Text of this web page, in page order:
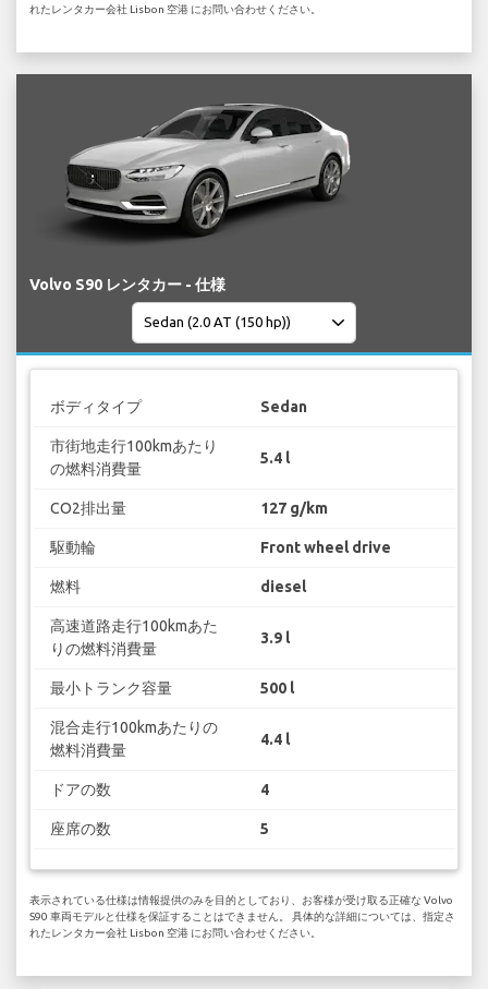
れたレンタカー会社 Lisbon 空港 にお問い合わせください。
Volvo S90 レンタカー - 仕様
ボディタイプ Sedan
市街地走行100kmあたり
の燃料消費量
5.4 l
CO2排出量 127 g/km
駆動輪 Front wheel drive
燃料 diesel
高速道路走行100kmあた
りの燃料消費量
3.9 l
最小トランク容量 500 l
混合走行100kmあたりの
燃料消費量
4.4 l
ドアの数 4
座席の数 5
表示されている仕様は情報提供のみを目的としており、お客様が受け取る正確な Volvo
S90 車両モデルと仕様を保証することはできません。 具体的な詳細については、指定さ
れたレンタカー会社 Lisbon 空港 にお問い合わせください。